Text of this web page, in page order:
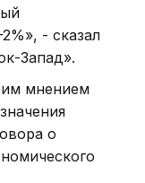
- сказал
Запад».
мнением
о